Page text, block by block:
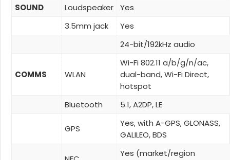
SOUND
Loudspeaker
Yes
3.5mm jack
Yes
24-bit/192kHz audio
COMMS WLAN
Wi-Fi 802.11 a/b/g/n/ac,
dual-band, Wi-Fi Direct,
hotspot
Bluetooth
5.1, A2DP, LE
GPS
Yes, with A-GPS, GLONASS,
GALILEO, BDS
Yes (market/region